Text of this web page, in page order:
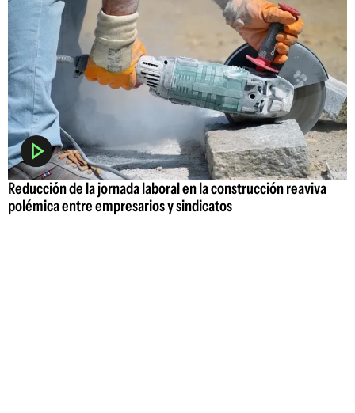
Reducción de la jornada laboral en la construcción reaviva
polémica entre empresarios y sindicatos